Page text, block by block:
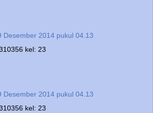
Desember 2014 pukul 04.13
kel: 23
Desember 2014 pukul 04.13
kel: 23